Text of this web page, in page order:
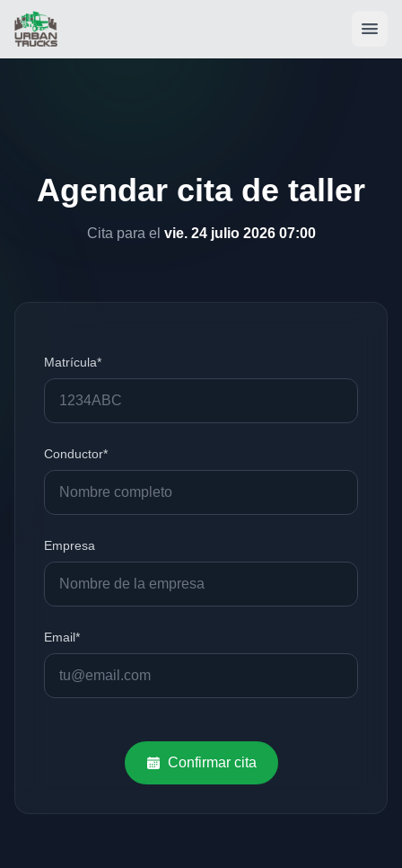
Agendar cita de taller
Cita para el vie. 24 julio 2026 07:00
Matrícula*
Conductor*
Empresa
Email*
Confirmar cita